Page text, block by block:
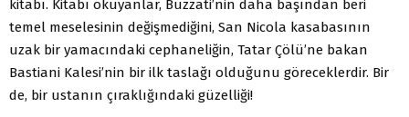
kitabı. Kitabı okuyanlar, Buzzati’nin daha başından beri
temel meselesinin değişmediğini, San Nicola kasabasının
uzak bir yamacındaki cephaneliğin, Tatar Çölü’ne bakan
Bastiani Kalesi’nin bir ilk taslağı olduğunu göreceklerdir. Bir
de, bir ustanın çıraklığındaki güzelliği!